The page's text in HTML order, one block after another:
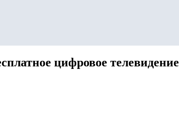
цифровое телевидение